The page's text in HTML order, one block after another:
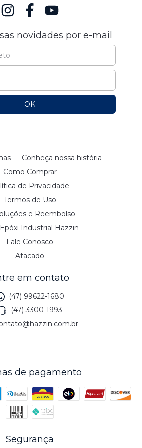
novidades por e-mail
— Conheça nossa história
Como Comprar
de Privacidade
Termos de Uso
e Reembolso
Industrial Hazzin
Fale Conosco
Atacado
em contato
(47) 99622-1680
(47) 3300-1993
de pagamento
Segurança